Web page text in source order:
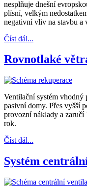
nesplňuje dnešní
plísní, velkým
negativní vliv na stavbu a
Číst dál...
Rovnotlaké
Ventilační systém vhodný
pasivní domy. Přes vyšší
provozní náklady a
rok.
Číst dál...
Systém